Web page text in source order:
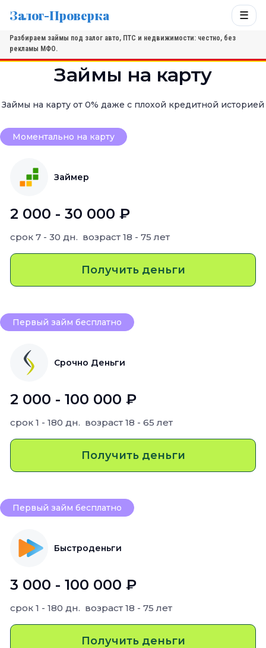
Залог-Проверка ☰
Разбираем займы под залог авто, ПТС и недвижимости: честно, без
рекламы МФО.
Займы на карту
Займы на карту от 0% даже с плохой кредитной историей
Моментально на карту
Займер
2 000 - 30 000 ₽
срок 7 - 30 дн. возраст 18 - 75 лет
Получить деньги
Первый займ бесплатно
Срочно Деньги
2 000 - 100 000 ₽
срок 1 - 180 дн. возраст 18 - 65 лет
Получить деньги
Первый займ бесплатно
Быстроденьги
3 000 - 100 000 ₽
срок 1 - 180 дн. возраст 18 - 75 лет
Получить деньги